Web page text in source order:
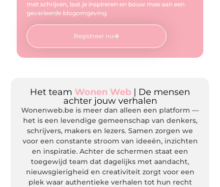
met schrijven, laat je inspireren en bouw mee aan een
gevarieerde blogomgeving.
Registreer nu
Het team Wonen Web | De mensen
achter jouw verhalen
Wonenweb.be is meer dan alleen een platform —
het is een levendige gemeenschap van denkers,
schrijvers, makers en lezers. Samen zorgen we
voor een constante stroom van ideeën, inzichten
en inspiratie. Achter de schermen staat een
toegewijd team dat dagelijks met aandacht,
nieuwsgierigheid en creativiteit zorgt voor een
plek waar authentieke verhalen tot hun recht